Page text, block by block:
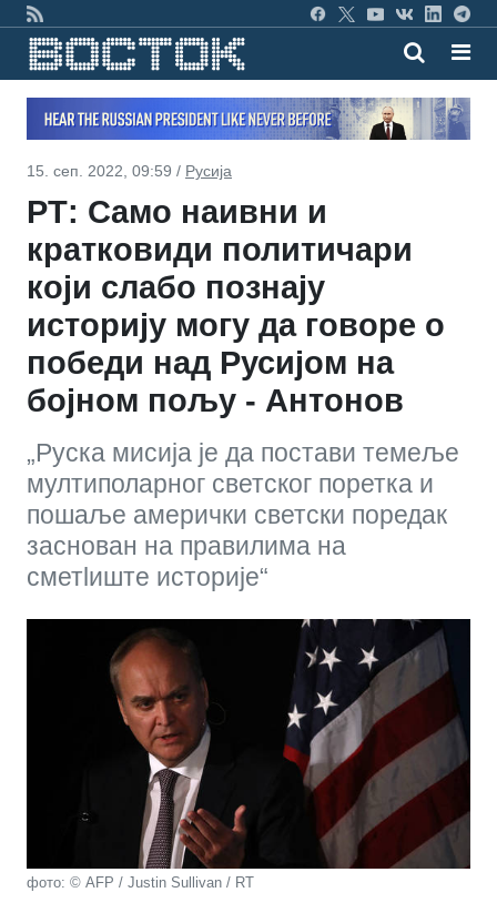
15. сеп. 2022, 09:59 / Русија
РТ: Само наивни и
кратковиди политичари
који слабо познају
историју могу да говоре о
победи над Русијом на
бојном пољу - Антонов
„Руска мисија је да постави темеље
мултиполарног светског поретка и
пошаље амерички светски поредак
заснован на правилима на
сметlиште историје“
фото: © AFP / Justin Sullivan / RT